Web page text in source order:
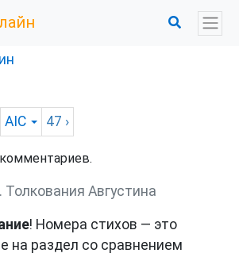
AIC 47 ›
Толкования Августина
! Номера стихов — это
на раздел со сравнением